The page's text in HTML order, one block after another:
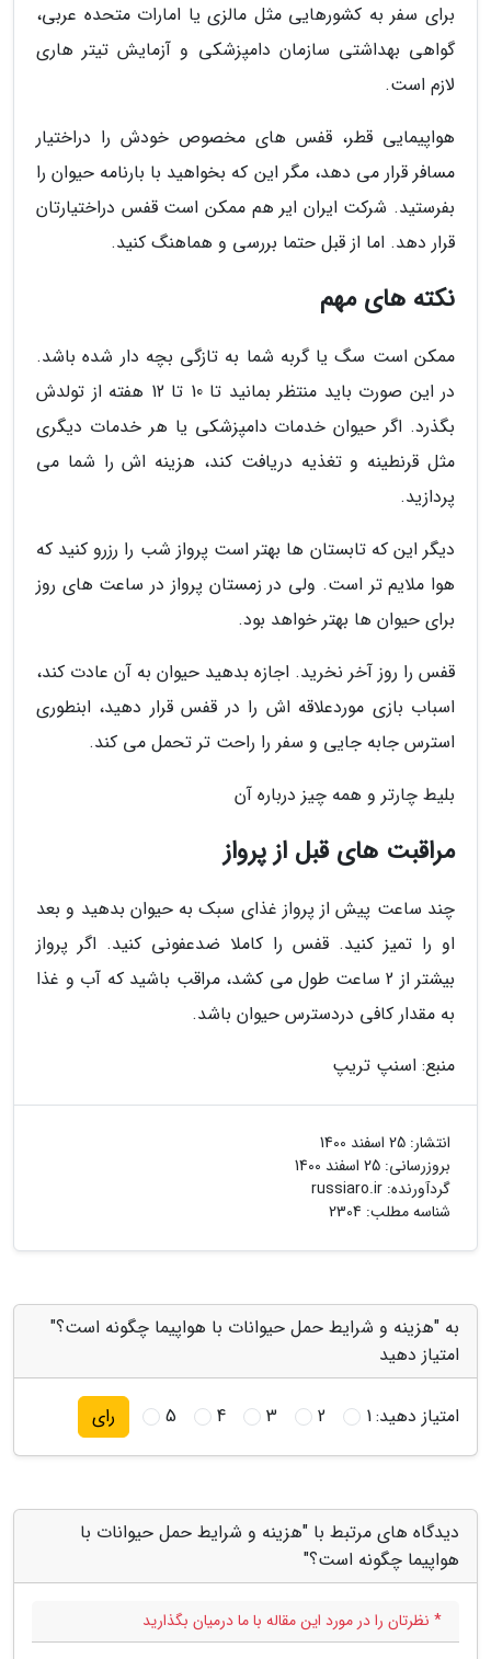
برای سفر به کشورهایی مثل مالزی یا امارات متحده عربی،
گواهی بهداشتی سازمان دامپزشکی و آزمایش تیتر هاری
لازم است.
هواپیمایی قطر، قفس های مخصوص خودش را دراختیار
مسافر قرار می دهد، مگر این که بخواهید با بارنامه حیوان را
بفرستید. شرکت ایران ایر هم ممکن است قفس دراختیارتان
قرار دهد. اما از قبل حتما بررسی و هماهنگ کنید.
نکته های مهم
ممکن است سگ یا گربه شما به تازگی بچه دار شده باشد.
در این صورت باید منتظر بمانید تا 10 تا 12 هفته از تولدش
بگذرد. اگر حیوان خدمات دامپزشکی یا هر خدمات دیگری
مثل قرنطینه و تغذیه دریافت کند، هزینه اش را شما می
پردازید.
دیگر این که تابستان ها بهتر است پرواز شب را رزرو کنید که
هوا ملایم تر است. ولی در زمستان پرواز در ساعت های روز
برای حیوان ها بهتر خواهد بود.
قفس را روز آخر نخرید. اجازه بدهید حیوان به آن عادت کند،
اسباب بازی موردعلاقه اش را در قفس قرار دهید، ابنطوری
استرس جابه جایی و سفر را راحت تر تحمل می کند.
بلیط چارتر و همه چیز درباره آن
مراقبت های قبل از پرواز
چند ساعت پیش از پرواز غذای سبک به حیوان بدهید و بعد
او را تمیز کنید. قفس را کاملا ضدعفونی کنید. اگر پرواز
بیشتر از 2 ساعت طول می کشد، مراقب باشید که آب و غذا
به مقدار کافی دردسترس حیوان باشد.
منبع: اسنپ تریپ
انتشار: 25 اسفند 1400
بروزرسانی: 25 اسفند 1400
گردآورنده: russiaro.ir
شناسه مطلب: 2304
به "هزینه و شرایط حمل حیوانات با هواپیما چگونه است؟"
امتیاز دهید
امتیاز دهید:1
2
3
4
5 رای
دیدگاه های مرتبط با "هزینه و شرایط حمل حیوانات با
هواپیما چگونه است؟"
* نظرتان را در مورد این مقاله با ما درمیان بگذارید